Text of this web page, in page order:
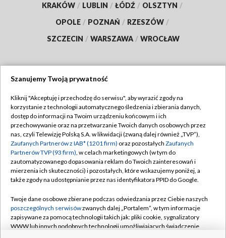
KRAKÓW / LUBLIN / ŁÓDŹ / OLSZTYN /
OPOLE / POZNAŃ / RZESZÓW /
SZCZECIN / WARSZAWA / WROCŁAW
TVP
Abonament TVP
Emisja w TVP
Centrum informacji TVP
Naziemna Telewizja Cyfrowa
Rada Programowa
System NOS
Regulamin TVP
Polityka prywatności
Moje zgody
Pomoc
Kontakt
Szanujemy Twoją prywatność
Kliknij "Akceptuję i przechodzę do serwisu", aby wyrazić zgody na
korzystanie z technologii automatycznego śledzenia i zbierania danych,
dostęp do informacji na Twoim urządzeniu końcowym i ich
przechowywanie oraz na przetwarzanie Twoich danych osobowych przez
nas, czyli Telewizję Polską S.A. w likwidacji (zwaną dalej również „TVP”),
Zaufanych Partnerów z IAB* (1201 firm) oraz pozostałych Zaufanych
Partnerów TVP (93 firm), w celach marketingowych (w tym do
zautomatyzowanego dopasowania reklam do Twoich zainteresowań i
mierzenia ich skuteczności) i pozostałych, które wskazujemy poniżej, a
także zgody na udostępnianie przez nas identyfikatora PPID do Google.
Twoje dane osobowe zbierane podczas odwiedzania przez Ciebie naszych
poszczególnych serwisówzwanych dalej „Portalem”, w tym informacje
zapisywane za pomocą technologii takich jak: pliki cookie, sygnalizatory
WWW lub innych podobnych technologii umożliwiających świadczenie